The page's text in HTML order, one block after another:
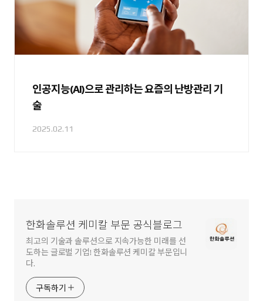
인공지능(AI)으로 관리하는 요즘의 난방관리 기
술
2025.02.11
한화솔루션 케미칼 부문 공식블로그
최고의 기술과 솔루션으로 지속가능한 미래를 선
도하는 글로벌 기업! 한화솔루션 케미칼 부문입니
다.
구독하기